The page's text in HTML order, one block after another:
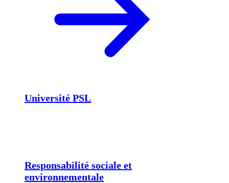
Université PSL
Responsabilité sociale et
environnementale